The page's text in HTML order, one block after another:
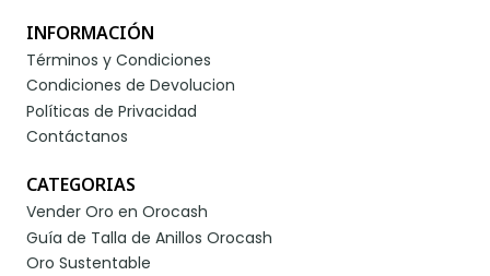
INFORMACIÓN
Términos y Condiciones
Condiciones de Devolucion
Políticas de Privacidad
Contáctanos
CATEGORIAS
Vender Oro en Orocash
Guía de Talla de Anillos Orocash
Oro Sustentable